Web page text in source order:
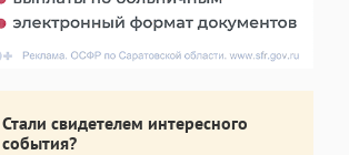
Стали свидетелем интересного
события?